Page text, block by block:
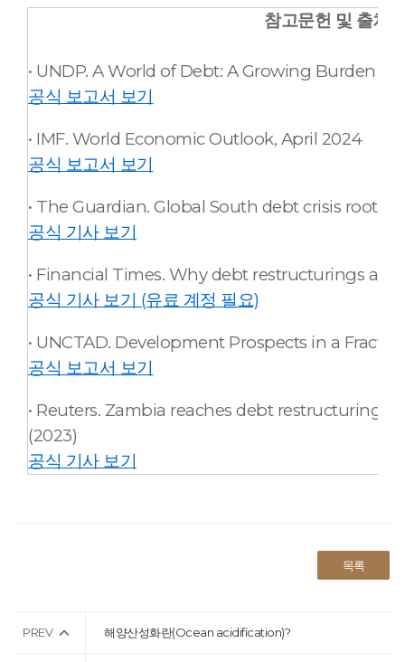
참고문헌 및 출처 :
• UNDP. A World of Debt: A Growing Burden to
공식 보고서 보기
• IMF. World Economic Outlook, April 2024
공식 보고서 보기
• The Guardian. Global South debt crisis
공식 기사 보기
• Financial Times. Why debt restructurings are
공식 기사 보기 (유료 계정 필요)
• UNCTAD. Development Prospects in a
공식 보고서 보기
• Reuters. Zambia reaches debt restructuring
(2023)
공식 기사 보기
목록
PREV 해양산성화란(Ocean acidification)?